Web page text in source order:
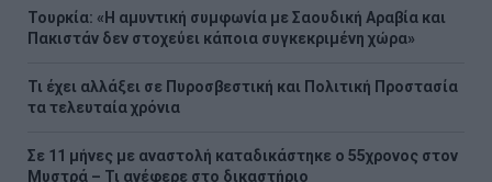
Τουρκία: «Η αμυντική συμφωνία με Σαουδική Αραβία και
Πακιστάν δεν στοχεύει κάποια συγκεκριμένη χώρα»
Τι έχει αλλάξει σε Πυροσβεστική και Πολιτική Προστασία
τα τελευταία χρόνια
Σε 11 μήνες με αναστολή καταδικάστηκε ο 55χρονος στον
Μυστρά – Τι ανέφερε στο δικαστήριο